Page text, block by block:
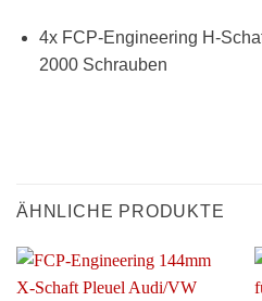
4x FCP-Engineering H-
2000 Schrauben
ÄHNLICHE PRODUKTE